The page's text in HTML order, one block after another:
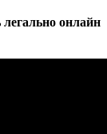
онлайн